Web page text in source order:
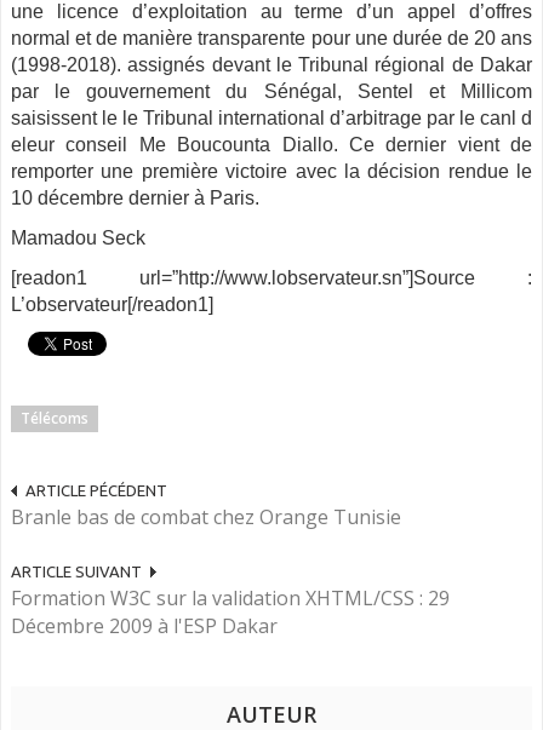
une licence d’exploitation au terme d’un appel d’offres
normal et de manière transparente pour une durée de 20 ans
(1998-2018). assignés devant le Tribunal régional de Dakar
par le gouvernement du Sénégal, Sentel et Millicom
saisissent le le Tribunal international d’arbitrage par le canl d
eleur conseil Me Boucounta Diallo. Ce dernier vient de
remporter une première victoire avec la décision rendue le
10 décembre dernier à Paris.
Mamadou Seck
[readon1 url=”http://www.lobservateur.sn”]Source :
L’observateur[/readon1]
Télécoms
ARTICLE PÉCÉDENT
Branle bas de combat chez Orange Tunisie
ARTICLE SUIVANT
Formation W3C sur la validation XHTML/CSS : 29
Décembre 2009 à l'ESP Dakar
AUTEUR